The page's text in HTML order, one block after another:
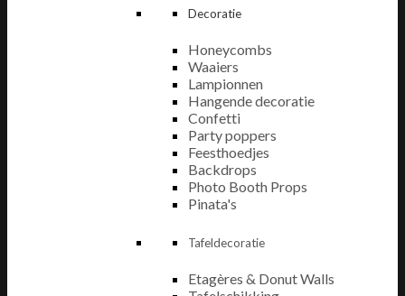
Decoratie
Honeycombs
Waaiers
Lampionnen
Hangende decoratie
Confetti
Party poppers
Feesthoedjes
Backdrops
Photo Booth Props
Pinata's
Tafeldecoratie
Etagères & Donut Walls